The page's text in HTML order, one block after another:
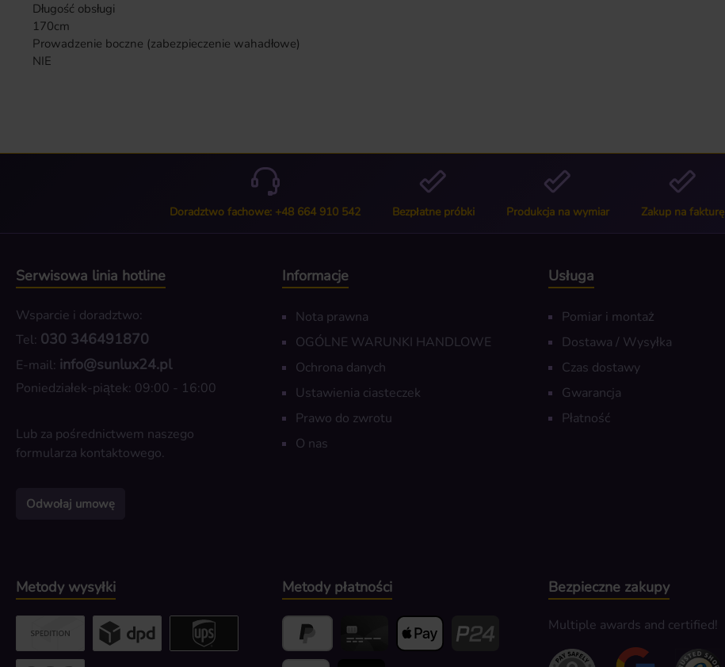
Długość obsługi
170cm
Prowadzenie boczne (zabezpieczenie wahadłowe)
NIE
Doradztwo fachowe: +48 664 910 542 Bezpłatne próbki Produkcja na wymiar Zakup na fakturę
Serwisowa linia hotline
Wsparcie i doradztwo:
Tel: 030 346491870
E-mail: info@sunlux24.pl
Poniedziałek-piątek: 09:00 - 16:00
Lub za pośrednictwem naszego
formularza kontaktowego.
Odwołaj umowę
Informacje
Nota prawna
OGÓLNE WARUNKI HANDLOWE
Ochrona danych
Ustawienia ciasteczek
Prawo do zwrotu
O nas
Usługa
Pomiar i montaż
Dostawa / Wysyłka
Czas dostawy
Gwarancja
Płatność
Metody płatności
PayPal
Metody wysyłki
Custom image 2
Bezpieczne zakupy
Multiple awards and certified!